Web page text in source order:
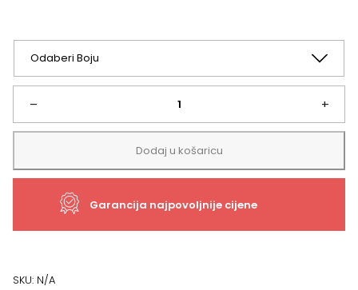
–
Uredski
ormar
Minimal
djelomično
80
+
Dodaj u košaricu
Garancija najpovoljnije cijene
SKU: N/A